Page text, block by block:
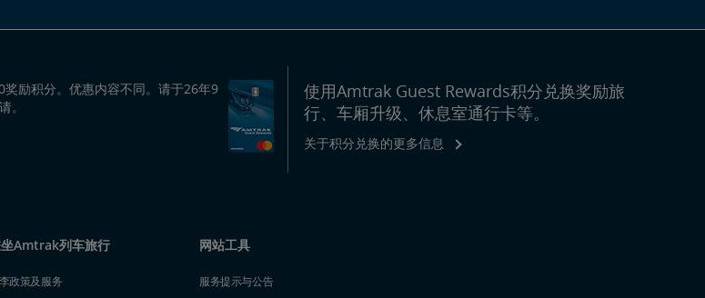
奖励积分。优惠内容不同。请于26年9
。
使用Amtrak Guest Rewards积分兑换奖励旅
行、车厢升级、休息室通行卡等。
关于积分兑换的更多信息
Amtrak列车旅行
政策及服务
网站工具
服务提示与公告